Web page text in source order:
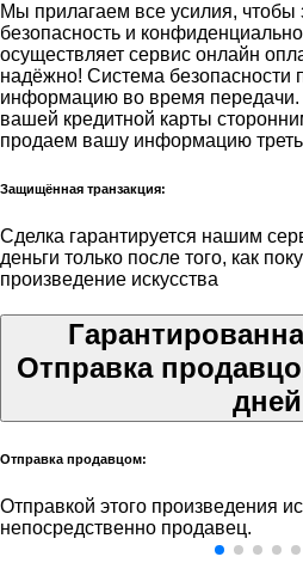
Мы прилагаем все усилия, чтобы
безопасность и
осуществляет сервис онлайн
надёжно! Система
информацию во время
вашей кредитной карты
продаем вашу информацию
Защищённая транзакция:
Сделка гарантируется нашим
деньги только после того, как
произведение искусства
Отправка
дней
Отправка продавцом:
Отправкой этого произведения
непосредственно продавец.